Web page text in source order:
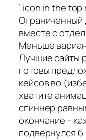
’ icon in the
Ограниченный
вместе с
Меньше
Лучшие сайты
готовы
кейсов во
хватите
спиннер
окончание -
подвернулся